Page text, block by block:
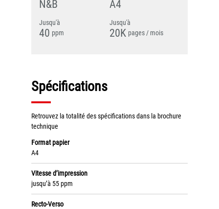
Lyon Techlid
Notre offre grands comptes
Nos clients témoignent
Rejoignez-nous
N&B A4
Jusqu'à
40 ppm
Jusqu'à
20K pages / mois
Spécifications
Retrouvez la totalité des spécifications dans la brochure
technique
Format papier
A4
Vitesse d’impression
jusqu’à 55 ppm
Recto-Verso